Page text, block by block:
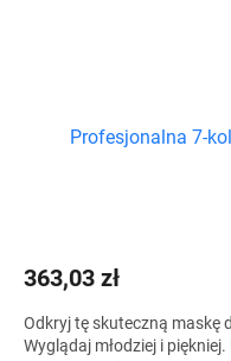
Profesjonalna 7-
363,03 zł
Odkryj tę skuteczną maskę
Wyglądaj młodziej i